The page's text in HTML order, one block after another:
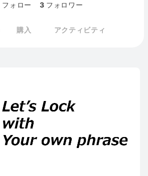
フォロー 3 フォロワー
購入 アクティビティ